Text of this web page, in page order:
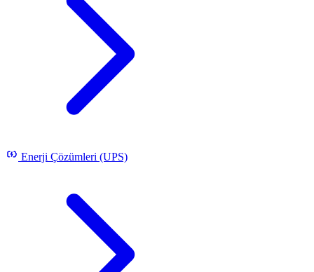
Enerji Çözümleri (UPS)